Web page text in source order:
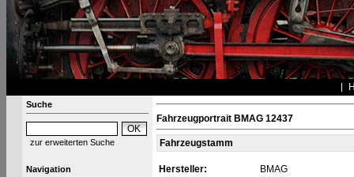
Suche
zur erweiterten Suche
Navigation
Fahrzeugportrait BMAG 12437
Fahrzeugstamm
Hersteller:
BMAG